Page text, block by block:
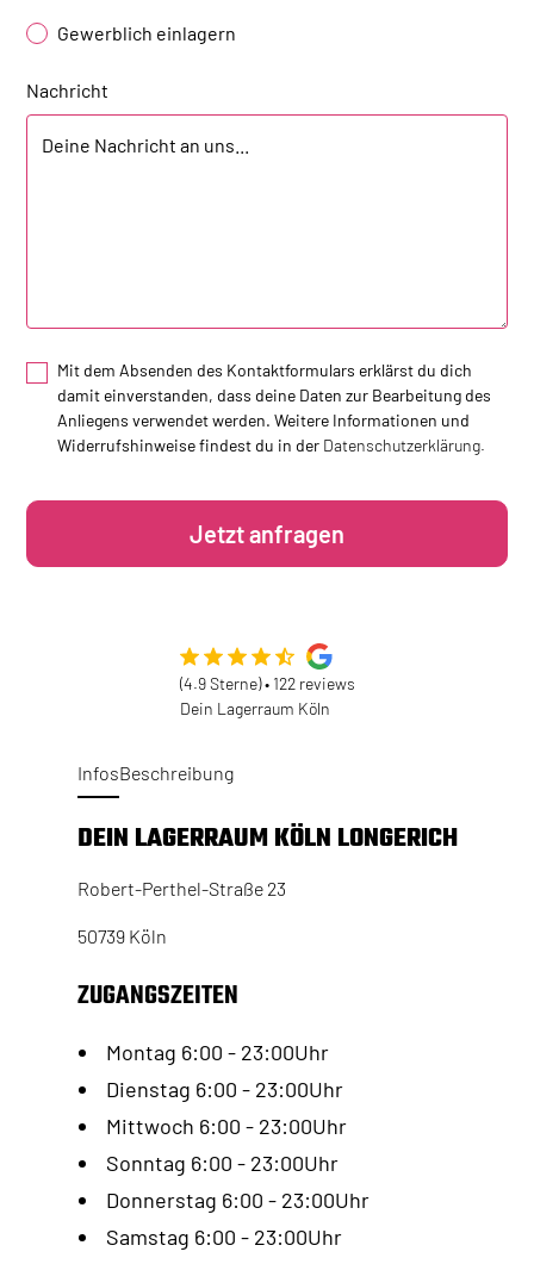
Gewerblich einlagern
Nachricht
Mit dem Absenden des Kontaktformulars erklärst du dich
damit einverstanden, dass deine Daten zur Bearbeitung des
Anliegens verwendet werden. Weitere Informationen und
Widerrufshinweise findest du in der Datenschutzerklärung.
(4.9 Sterne) • 122 reviews
Dein Lagerraum Köln
InfosBeschreibung
DEIN LAGERRAUM KÖLN LONGERICH
Robert-Perthel-Straße 23
50739 Köln
ZUGANGSZEITEN
Montag 6:00 - 23:00Uhr
Dienstag 6:00 - 23:00Uhr
Mittwoch 6:00 - 23:00Uhr
Sonntag 6:00 - 23:00Uhr
Donnerstag 6:00 - 23:00Uhr
Samstag 6:00 - 23:00Uhr